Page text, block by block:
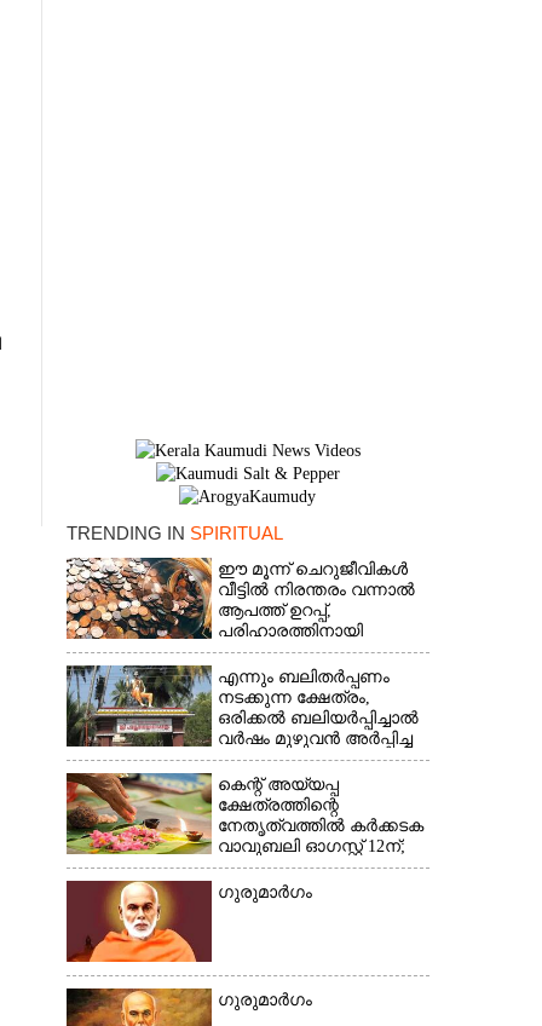
TRENDING IN SPIRITUAL
ഈ മൂന്ന് ചെറുജീവികൾ
വീട്ടിൽ നിരന്തരം വന്നാൽ
ആപത്ത് ഉറപ്പ്,​
പരിഹാരത്തിനായി
ചെയ്യേണ്ടത്
എന്നും ബലിതർപ്പണം
നടക്കുന്ന ക്ഷേത്രം,​
ഒരിക്കൽ ബലിയർപ്പിച്ചാൽ
വർഷം മുഴുവൻ അർപ്പിച്ച
പുണ്യം
കെന്റ് അയ്യപ്പ
ക്ഷേത്രത്തിന്റെ
നേതൃത്വത്തിൽ കർക്കടക
വാവുബലി ഓഗസ്റ്റ് 12ന്;
ഒരുക്കങ്ങൾ പൂർത്തിയായി
ഗുരുമാർഗം
ഗുരുമാർഗം
×